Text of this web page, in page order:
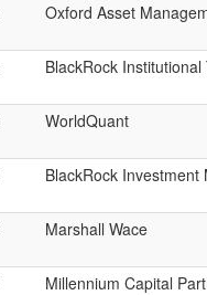
Oxford Asset
BlackRock
WorldQuant
BlackRock Investment
Marshall Wace
Millennium Capital